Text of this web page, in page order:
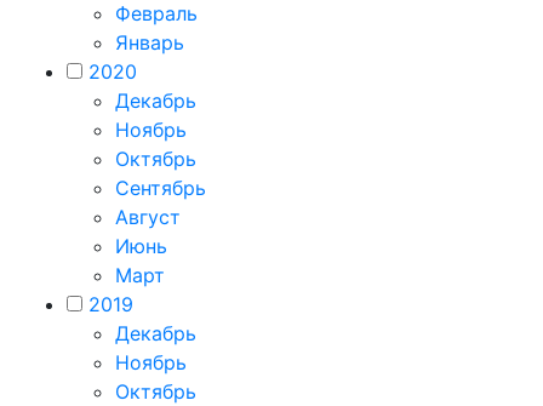
Февраль
Январь
2020
Декабрь
Ноябрь
Октябрь
Сентябрь
Август
Июнь
Март
2019
Декабрь
Ноябрь
Октябрь